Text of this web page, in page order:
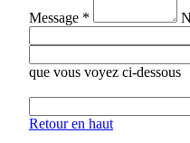
Message *
que vous voyez ci-dessous
Retour en haut